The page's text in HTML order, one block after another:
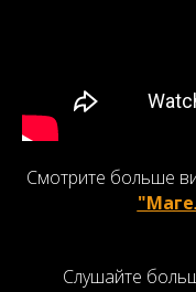
Смотрите больше
Слушайте